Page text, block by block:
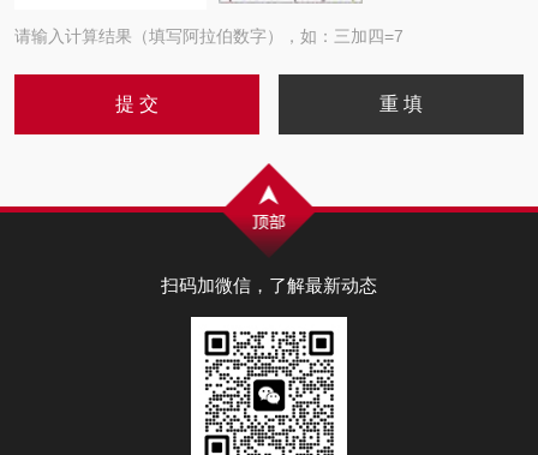
请输入计算结果（填写阿拉伯数字），如：三加四=7
扫码加微信，了解最新动态